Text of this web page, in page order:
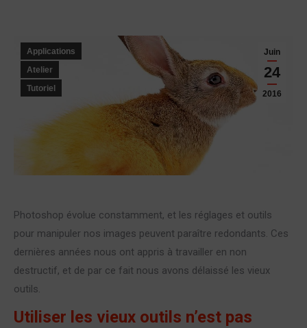
Juin
24
2016
Applications
Atelier
Tutoriel
Photoshop évolue constamment, et les réglages et outils
pour manipuler nos images peuvent paraître redondants. Ces
dernières années nous ont appris à travailler en non
destructif, et de par ce fait nous avons délaissé les vieux
outils.
Utiliser les vieux outils n’est pas